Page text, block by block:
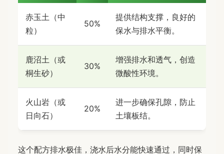
赤玉土（中
粒）
50%
提供结构支撑，良好的
保水与排水平衡。
鹿沼土（或
桐生砂）
30%
增强排水和透气，创造
微酸性环境。
火山岩（或
日向石）
20%
进一步确保孔隙，防止
土壤板结。
这个配方排水极佳，浇水后水分能快速通过，同时保